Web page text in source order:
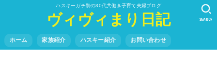
ハスキーガチ勢の30代共働き子育て夫婦ブログ
ヴィヴィまり日記
ホーム 家族紹介 ハスキー紹介 お問い合わせ
SEARCH